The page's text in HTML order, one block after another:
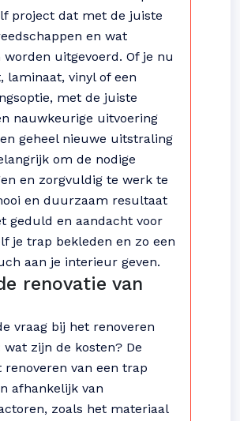
project dat met de juiste
en wat
worden uitgevoerd. Of je nu
laminaat, vinyl of een
met de juiste
nauwkeurige uitvoering
geheel nieuwe uitstraling
om de nodige
en zorgvuldig te werk te
en duurzaam resultaat
geduld en aandacht voor
je trap bekleden en zo een
aan je interieur geven.
renovatie van
vraag bij het renoveren
zijn de kosten? De
renoveren van een trap
afhankelijk van
zoals het materiaal